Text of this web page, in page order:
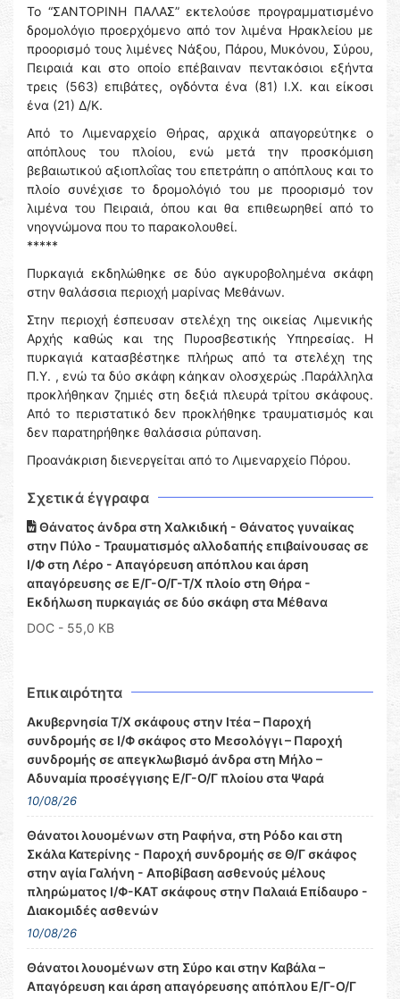
Το “ΣΑΝΤΟΡΙΝΗ ΠΑΛΑΣ” εκτελούσε προγραμματισμένο
δρομολόγιο προερχόμενο από τον λιμένα Ηρακλείου με
προορισμό τους λιμένες Νάξου, Πάρου, Μυκόνου, Σύρου,
Πειραιά και στο οποίο επέβαιναν πεντακόσιοι εξήντα
τρεις (563) επιβάτες, ογδόντα ένα (81) Ι.Χ. και είκοσι
ένα (21) Δ/Κ.
Από το Λιμεναρχείο Θήρας, αρχικά απαγορεύτηκε ο
απόπλους του πλοίου, ενώ μετά την προσκόμιση
βεβαιωτικού αξιοπλοΐας του επετράπη ο απόπλους και το
πλοίο συνέχισε το δρομολόγιό του με προορισμό τον
λιμένα του Πειραιά, όπου και θα επιθεωρηθεί από το
νηογνώμονα που το παρακολουθεί.
*****
Πυρκαγιά εκδηλώθηκε σε δύο αγκυροβολημένα σκάφη
στην θαλάσσια περιοχή μαρίνας Μεθάνων.
Στην περιοχή έσπευσαν στελέχη της οικείας Λιμενικής
Αρχής καθώς και της Πυροσβεστικής Υπηρεσίας. Η
πυρκαγιά κατασβέστηκε πλήρως από τα στελέχη της
Π.Υ. , ενώ τα δύο σκάφη κάηκαν ολοσχερώς .Παράλληλα
προκλήθηκαν ζημιές στη δεξιά πλευρά τρίτου σκάφους.
Από το περιστατικό δεν προκλήθηκε τραυματισμός και
δεν παρατηρήθηκε θαλάσσια ρύπανση.
Προανάκριση διενεργείται από το Λιμεναρχείο Πόρου.
Σχετικά έγγραφα
Θάνατος άνδρα στη Χαλκιδική - Θάνατος γυναίκας
στην Πύλο - Τραυματισμός αλλοδαπής επιβαίνουσας σε
Ι/Φ στη Λέρο - Απαγόρευση απόπλου και άρση
απαγόρευσης σε Ε/Γ-Ο/Γ-Τ/Χ πλοίο στη Θήρα -
Εκδήλωση πυρκαγιάς σε δύο σκάφη στα Μέθανα
DOC - 55,0 KB
Επικαιρότητα
Ακυβερνησία Τ/Χ σκάφους στην Ιτέα – Παροχή
συνδρομής σε Ι/Φ σκάφος στο Μεσολόγγι – Παροχή
συνδρομής σε απεγκλωβισμό άνδρα στη Μήλο –
Αδυναμία προσέγγισης Ε/Γ-Ο/Γ πλοίου στα Ψαρά
10/08/26
Θάνατοι λουομένων στη Ραφήνα, στη Ρόδο και στη
Σκάλα Κατερίνης - Παροχή συνδρομής σε Θ/Γ σκάφος
στην αγία Γαλήνη - Αποβίβαση ασθενούς μέλους
πληρώματος Ι/Φ-ΚΑΤ σκάφους στην Παλαιά Επίδαυρο -
Διακομιδές ασθενών
10/08/26
Θάνατοι λουομένων στη Σύρο και στην Καβάλα –
Απαγόρευση και άρση απαγόρευσης απόπλου Ε/Γ-Ο/Γ